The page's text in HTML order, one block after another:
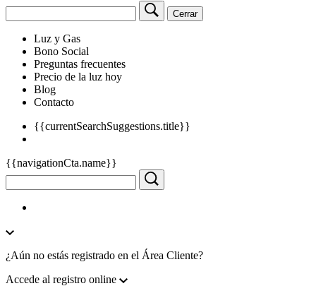
Cerrar
Luz y Gas
Bono Social
Preguntas frecuentes
Precio de la luz hoy
Blog
Contacto
{{currentSearchSuggestions.title}}
{{navigationCta.name}}
¿Aún no estás registrado en el Área Cliente?
Accede al registro online